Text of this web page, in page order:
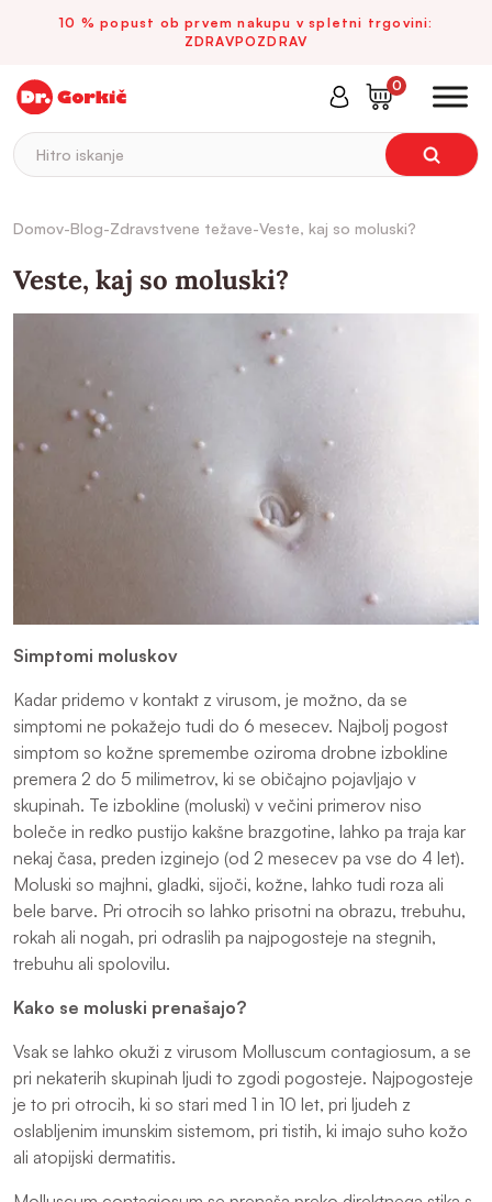
10 % popust ob prvem nakupu v spletni trgovini:
ZDRAVPOZDRAV
Hitro iskanje
0
Domov-Blog-Zdravstvene težave-Veste, kaj so moluski?
Veste, kaj so moluski?
Simptomi moluskov
Kadar pridemo v kontakt z virusom, je možno, da se
simptomi ne pokažejo tudi do 6 mesecev. Najbolj pogost
simptom so kožne spremembe oziroma drobne izbokline
premera 2 do 5 milimetrov, ki se običajno pojavljajo v
skupinah. Te izbokline (moluski) v večini primerov niso
boleče in redko pustijo kakšne brazgotine, lahko pa traja kar
nekaj časa, preden izginejo (od 2 mesecev pa vse do 4 let).
Moluski so majhni, gladki, sijoči, kožne, lahko tudi roza ali
bele barve. Pri otrocih so lahko prisotni na obrazu, trebuhu,
rokah ali nogah, pri odraslih pa najpogosteje na stegnih,
trebuhu ali spolovilu.
Kako se moluski prenašajo?
Vsak se lahko okuži z virusom Molluscum contagiosum, a se
pri nekaterih skupinah ljudi to zgodi pogosteje. Najpogosteje
je to pri otrocih, ki so stari med 1 in 10 let, pri ljudeh z
oslabljenim imunskim sistemom, pri tistih, ki imajo suho kožo
ali atopijski dermatitis.